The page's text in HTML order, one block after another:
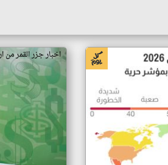
اخبار جزر القمر من